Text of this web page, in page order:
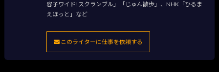
容子ワイド!スクランブル」「じゅん散歩」、NHK「ひるま
えほっと」など
このライターに仕事を依頼する